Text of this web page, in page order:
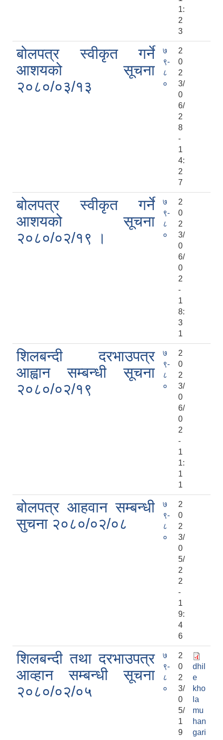
1:
2
3
बोलपत्र स्वीकृत गर्ने
आशयको सूचना
२०८०/०३/१३
७
९-
८
०
2
0
2
3/
0
6/
2
8
-
1
4:
2
7
बोलपत्र स्वीकृत गर्ने
आशयको सूचना
२०८०/०२/१९ ।
७
९-
८
०
2
0
2
3/
0
6/
0
2
-
1
8:
3
1
शिलबन्दी दरभाउपत्र
आह्वान सम्बन्धी सूचना
२०८०/०२/१९
७
९-
८
०
2
0
2
3/
0
6/
0
2
-
1
1:
1
1
बोलपत्र आहवान सम्बन्धी
सुचना २०८०/०२/०८
७
९-
८
०
2
0
2
3/
0
5/
2
2
-
1
9:
4
6
शिलबन्दी तथा दरभाउपत्र
आव्हान सम्बन्धी सूचना
२०८०/०२/०५
७
९-
८
०
2
0
2
3/
0
5/
1
9
dhil
e
kho
la
mu
han
gari